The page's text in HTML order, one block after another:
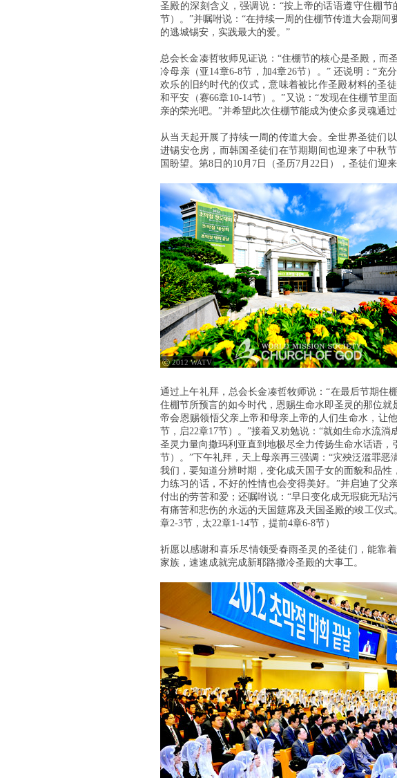
圣殿的深刻含义，强调说：“按上帝的话语遵守住棚
节）。”并嘱咐说：“在持续一周的住棚节传道大会期
的逃城锡安，实践最大的爱。”
总会长金凑哲牧师见证说：“住棚节的核心是圣殿，而
冷母亲（亚14章6-8节，加4章26节）。” 还说明：“充
欢乐的旧约时代的仪式，意味着被比作圣殿材料的圣
和平安（赛66章10-14节）。”又说：“发现在住棚节里
亲的荣光吧。”并希望此次住棚节能成为使众多灵魂通
从当天起开展了持续一周的传道大会。全世界圣徒们
进锡安仓房，而韩国圣徒们在节期期间也迎来了中秋
国盼望。第8日的10月7日（圣历7月22日），圣徒们迎
ⓒ 2012 WATV
通过上午礼拜，总会长金凑哲牧师说：“在最后节期住
住棚节所预言的如今时代，恩赐生命水即圣灵的那位就
帝会恩赐领悟父亲上帝和母亲上帝的人们生命水，让
节，启22章17节）。”接着又劝勉说：“就如生命水流
圣灵力量向撒玛利亚直到地极尽全力传扬生命水话语，
节）。”下午礼拜，天上母亲再三强调：“灾殃泛滥罪
我们，要知道分辨时期，变化成天国子女的面貌和品性
力练习的话，不好的性情也会变得美好。”并启迪了父
付出的劳苦和爱；还嘱咐说：“早日变化成无瑕疵无玷
有痛苦和悲伤的永远的天国筵席及天国圣殿的竣工仪式
章2-3节，太22章1-14节，提前4章6-8节）
祈愿以感谢和喜乐尽情领受春雨圣灵的圣徒们，能靠
家族，速速成就完成新耶路撒冷圣殿的大事工。